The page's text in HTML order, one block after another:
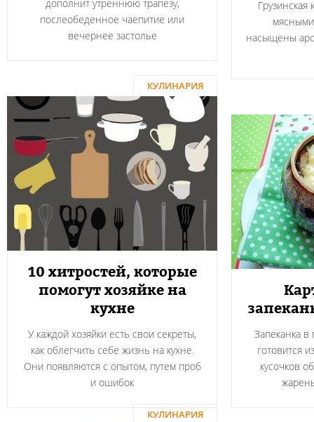
дополнит утреннюю трапезу,
послеобеденное чаепитие или
вечернее застолье
Грузинская
насыщены
КУЛИНАРИЯ
10 хитростей, которые
помогут хозяйке на
кухне
У каждой хозяйки есть свои секреты,
как облегчить себе жизнь на кухне.
Они появляются с опытом, путем проб
и ошибок
Запеканка
готовится
кусочков
КУЛИНАРИЯ